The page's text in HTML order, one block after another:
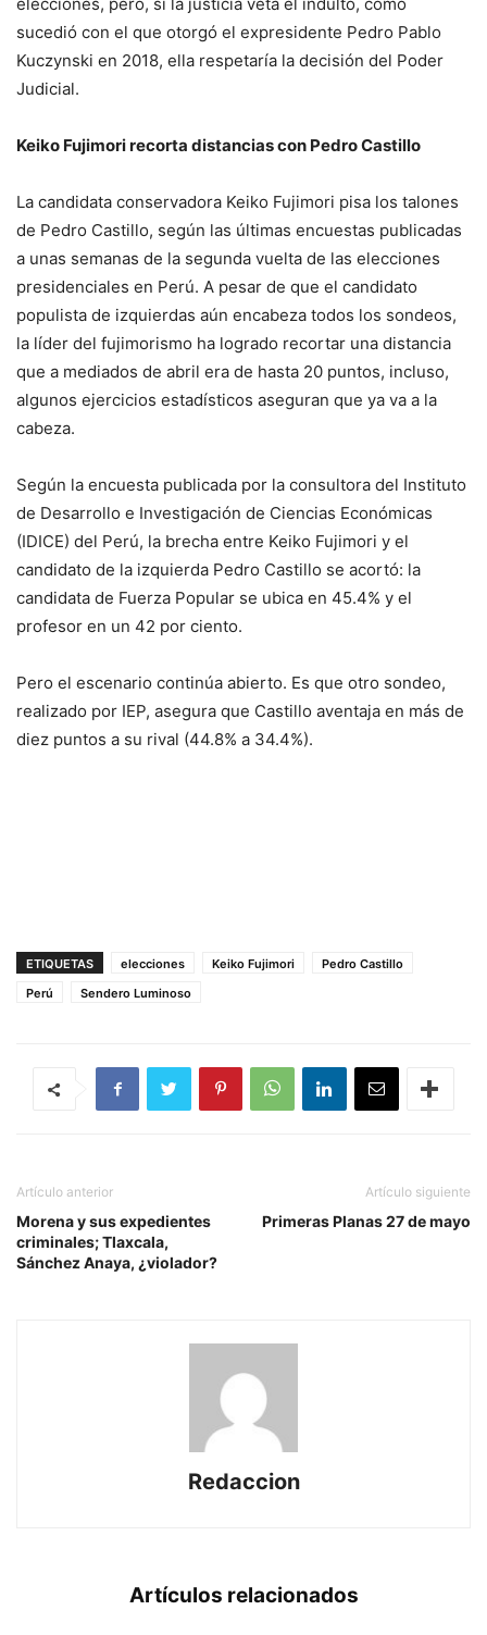
elecciones, pero, si la justicia veta el indulto, como
sucedió con el que otorgó el expresidente Pedro Pablo
Kuczynski en 2018, ella respetaría la decisión del Poder
Judicial.
Keiko Fujimori recorta distancias con Pedro Castillo
La candidata conservadora Keiko Fujimori pisa los talones
de Pedro Castillo, según las últimas encuestas publicadas
a unas semanas de la segunda vuelta de las elecciones
presidenciales en Perú. A pesar de que el candidato
populista de izquierdas aún encabeza todos los sondeos,
la líder del fujimorismo ha logrado recortar una distancia
que a mediados de abril era de hasta 20 puntos, incluso,
algunos ejercicios estadísticos aseguran que ya va a la
cabeza.
Según la encuesta publicada por la consultora del Instituto
de Desarrollo e Investigación de Ciencias Económicas
(IDICE) del Perú, la brecha entre Keiko Fujimori y el
candidato de la izquierda Pedro Castillo se acortó: la
candidata de Fuerza Popular se ubica en 45.4% y el
profesor en un 42 por ciento.
Pero el escenario continúa abierto. Es que otro sondeo,
realizado por IEP, asegura que Castillo aventaja en más de
diez puntos a su rival (44.8% a 34.4%).
ETIQUETAS elecciones Keiko Fujimori
Pedro Castillo
Perú
Sendero Luminoso
Artículo anterior
Morena y sus expedientes
criminales; Tlaxcala,
Sánchez Anaya, ¿violador?
Artículo siguiente
Primeras Planas 27 de mayo
Redaccion
Artículos relacionados